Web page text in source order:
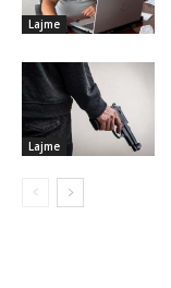
Lajme
Lajme